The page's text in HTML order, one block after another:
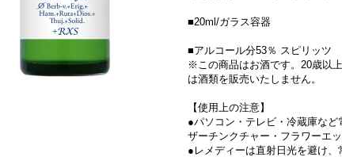
■20ml/ガラス容器
■アルコール分53％ スピリッツ
※この商品はお酒です。20歳以
は酒類を販売いたしません。
【使用上の注意】
●パソコン・テレビ・冷蔵庫な
ザーチンクチャー・フラワーエ
●レメディーは直射日光を避け